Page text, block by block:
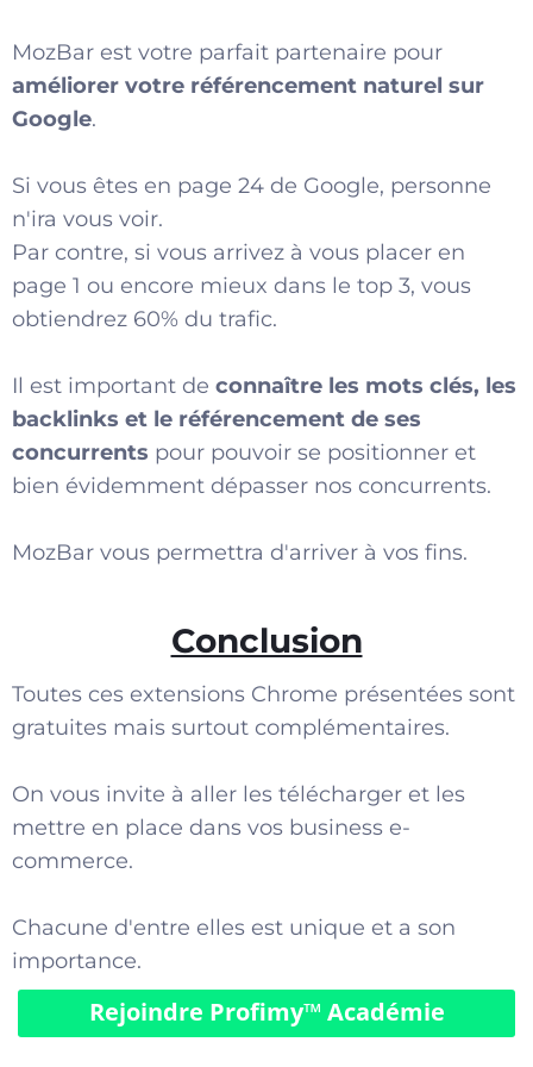
MozBar est votre parfait partenaire pour
améliorer votre référencement naturel sur
Google.
Si vous êtes en page 24 de Google, personne
n'ira vous voir.
Par contre, si vous arrivez à vous placer en
page 1 ou encore mieux dans le top 3, vous
obtiendrez 60% du trafic.
Il est important de connaître les mots clés, les
backlinks et le référencement de ses
concurrents pour pouvoir se positionner et
bien évidemment dépasser nos concurrents.
MozBar vous permettra d'arriver à vos fins.
Conclusion
Toutes ces extensions Chrome présentées sont
gratuites mais surtout complémentaires.
On vous invite à aller les télécharger et les
mettre en place dans vos business e-
commerce.
Chacune d'entre elles est unique et a son
importance.
Rejoindre Profimy™️ Académie